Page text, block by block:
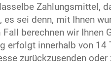
Zahlungsmittel,
es sei denn, mit Ihnen
berechnen wir Ihnen
erfolgt innerhalb von 14
zurückzusenden oder